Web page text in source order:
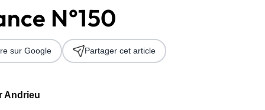
N°150
Andrieu
sur Google Partager cet article